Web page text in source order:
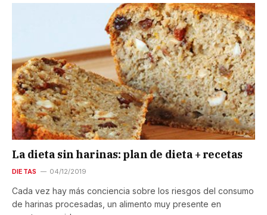
La dieta sin harinas: plan de dieta + recetas
DIETAS 04/12/2019
Cada vez hay más conciencia sobre los riesgos del consumo
de harinas procesadas, un alimento muy presente en